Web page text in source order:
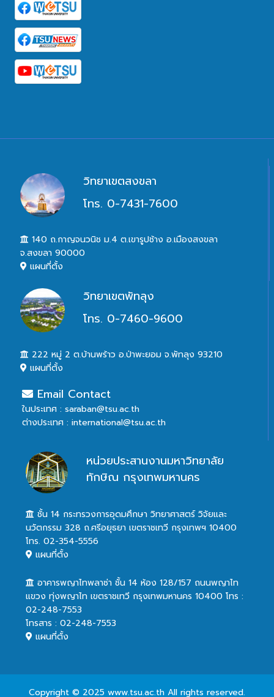
วิทยาเขตสงขลา
โทร. 0-7431-7600
140 ถ.กาญจนวนิช ม.4 ต.เขารูปช้าง อ.เมืองสงขลา
จ.สงขลา 90000
แผนที่ตั้ง
วิทยาเขตพัทลุง
โทร. 0-7460-9600
222 หมู่ 2 ต.บ้านพร้าว อ.ป่าพะยอม จ.พัทลุง 93210
แผนที่ตั้ง
Email Contact
ในประเทศ : saraban@tsu.ac.th
ต่างประเทศ : international@tsu.ac.th
หน่วยประสานงานมหาวิทยาลัย
ทักษิณ กรุงเทพมหานคร
ชั้น 14 กระทรวงการอุดมศึกษา วิทยาศาสตร์ วิจัยและ
นวัตกรรม 328 ถ.ศรีอยุธยา เขตราชเทวี กรุงเทพฯ 10400
โทร. 02-354-5556
แผนที่ตั้ง
อาคารพญาไทพลาซ่า ชั้น 14 ห้อง 128/157 ถนนพญาไท
แขวง ทุ่งพญาไท เขตราชเทวี กรุงเทพมหานคร 10400 โทร :
02-248-7553
โทรสาร : 02-248-7553
แผนที่ตั้ง
Copyright © 2025 www.tsu.ac.th All rights reserved.